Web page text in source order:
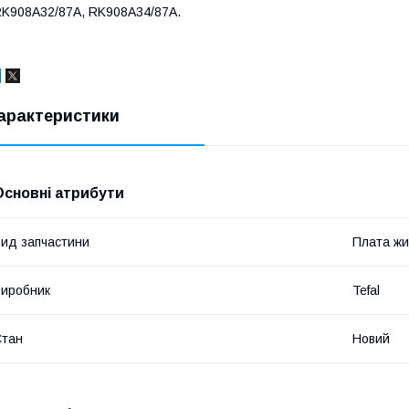
87A, RK908A34/87A.
атрибути
запчастини Плата
Tefal
Новий